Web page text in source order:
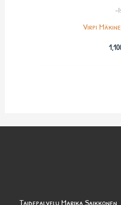
-
Virpi
Taidepalvelu Marika Saikkonen